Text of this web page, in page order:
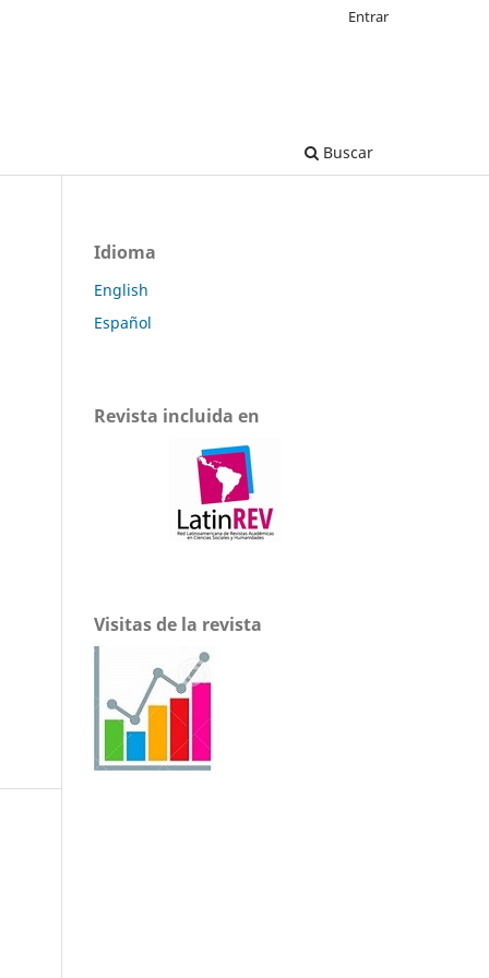
Buscar
Entrar
Idioma
English
Español
Revista incluida en
Visitas de la revista